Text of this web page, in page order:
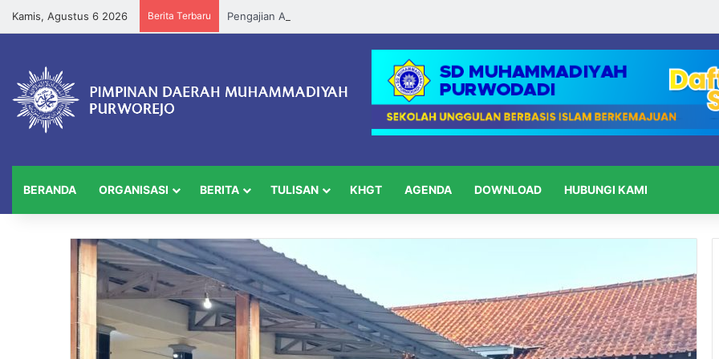
Kamis, Agustus 6 2026 Berita Terbaru
BERANDA ORGANISASI BERITA TULISAN KHGT AGENDA DOWNLOAD HUBUNGI KAMI